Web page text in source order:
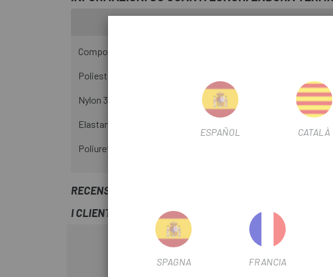
Composizione:
Poliester 45%
Nylon 35%
Elastan 15%
Poliuretano 5%
RECENSIONI TRUSTED SHOPS
I CLIENTI CHE HANNO ACQUISTATO QUESTO PRODOTTO
-15%
ESPAÑOL CATALÀ
SPAGNA FRANCIA